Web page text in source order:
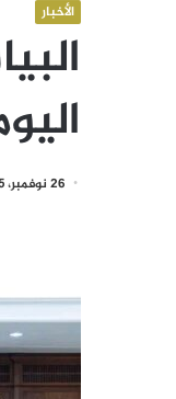
الأخبار
26 نوفمبر، 2025